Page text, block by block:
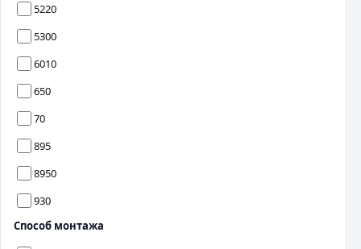
5220
5300
6010
650
70
895
8950
930
Способ монтажа